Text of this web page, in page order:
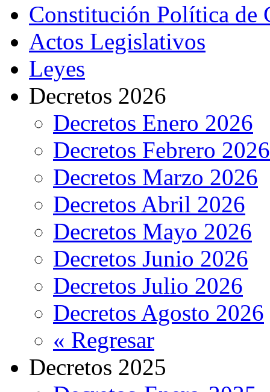
Constitución Política de
Actos Legislativos
Leyes
Decretos 2026
Decretos Enero 2026
Decretos Febrero 2026
Decretos Marzo 2026
Decretos Abril 2026
Decretos Mayo 2026
Decretos Junio 2026
Decretos Julio 2026
Decretos Agosto 2026
« Regresar
Decretos 2025